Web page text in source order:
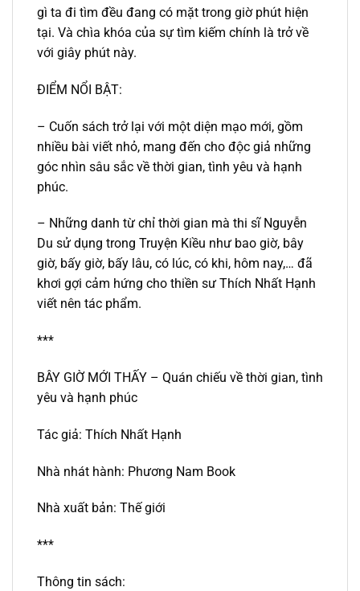
gì ta đi tìm đều đang có mặt trong giờ phút hiện
tại. Và chìa khóa của sự tìm kiếm chính là trở về
với giây phút này.
ĐIỂM NỔI BẬT:
– Cuốn sách trở lại với một diện mạo mới, gồm
nhiều bài viết nhỏ, mang đến cho độc giả những
góc nhìn sâu sắc về thời gian, tình yêu và hạnh
phúc.
– Những danh từ chỉ thời gian mà thi sĩ Nguyễn
Du sử dụng trong Truyện Kiều như bao giờ, bây
giờ, bấy giờ, bấy lâu, có lúc, có khi, hôm nay,… đã
khơi gợi cảm hứng cho thiền sư Thích Nhất Hạnh
viết nên tác phẩm.
***
BÂY GIỜ MỚI THẤY – Quán chiếu về thời gian, tình
yêu và hạnh phúc
Tác giả: Thích Nhất Hạnh
Nhà nhát hành: Phương Nam Book
Nhà xuất bản: Thế giới
***
Thông tin sách: